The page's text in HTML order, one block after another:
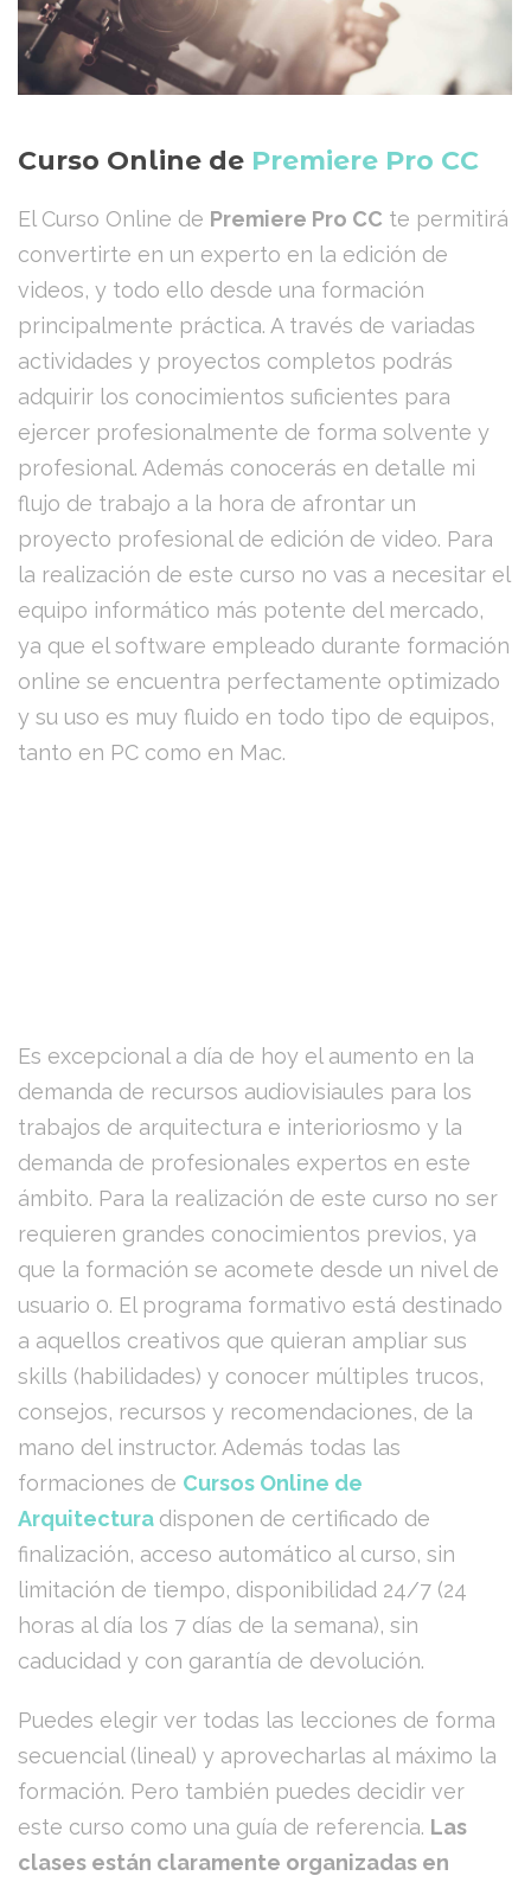
Curso Online de Premiere Pro CC
El Curso Online de Premiere Pro CC te permitirá
convertirte en un experto en la edición de
videos, y todo ello desde una formación
principalmente práctica. A través de variadas
actividades y proyectos completos podrás
adquirir los conocimientos suficientes para
ejercer profesionalmente de forma solvente y
profesional. Además conocerás en detalle mi
flujo de trabajo a la hora de afrontar un
proyecto profesional de edición de video. Para
la realización de este curso no vas a necesitar el
equipo informático más potente del mercado,
ya que el software empleado durante formación
online se encuentra perfectamente optimizado
y su uso es muy fluido en todo tipo de equipos,
tanto en PC como en Mac.
Es excepcional a día de hoy el aumento en la
demanda de recursos audiovisiaules para los
trabajos de arquitectura e interioriosmo y la
demanda de profesionales expertos en este
ámbito. Para la realización de este curso no ser
requieren grandes conocimientos previos, ya
que la formación se acomete desde un nivel de
usuario 0. El programa formativo está destinado
a aquellos creativos que quieran ampliar sus
skills (habilidades) y conocer múltiples trucos,
consejos, recursos y recomendaciones, de la
mano del instructor. Además todas las
formaciones de Cursos Online de
Arquitectura disponen de certificado de
finalización, acceso automático al curso, sin
limitación de tiempo, disponibilidad 24/7 (24
horas al día los 7 días de la semana), sin
caducidad y con garantía de devolución.
Puedes elegir ver todas las lecciones de forma
secuencial (lineal) y aprovecharlas al máximo la
formación. Pero también puedes decidir ver
este curso como una guía de referencia. Las
clases están claramente organizadas en